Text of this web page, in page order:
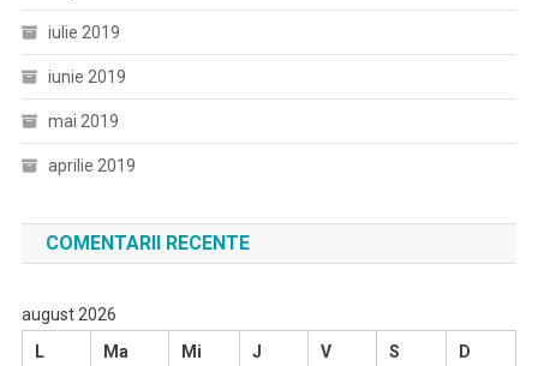
iulie 2019
iunie 2019
mai 2019
aprilie 2019
COMENTARII RECENTE
august 2026
L
Ma Mi J V S D